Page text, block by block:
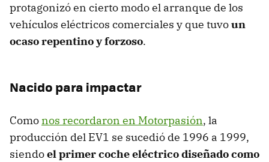
protagonizó en cierto modo el arranque de los
vehículos eléctricos comerciales y que tuvoun
ocaso repentino y forzoso.
Nacido para impactar
Comonos recordaron en Motorpasión, la
producción del EV1 se sucedió de 1996 a 1999,
siendoel primer coche eléctrico diseñado como